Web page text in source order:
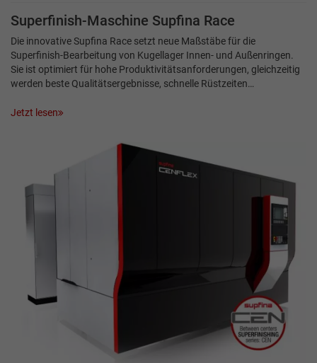
Superfinish-Maschine Supfina Race
Die innovative Supfina Race setzt neue Maßstäbe für die
Superfinish-Bearbeitung von Kugellager Innen- und Außenringen.
Sie ist optimiert für hohe Produktivitätsanforderungen, gleichzeitig
werden beste Qualitätsergebnisse, schnelle Rüstzeiten…
Jetzt lesen